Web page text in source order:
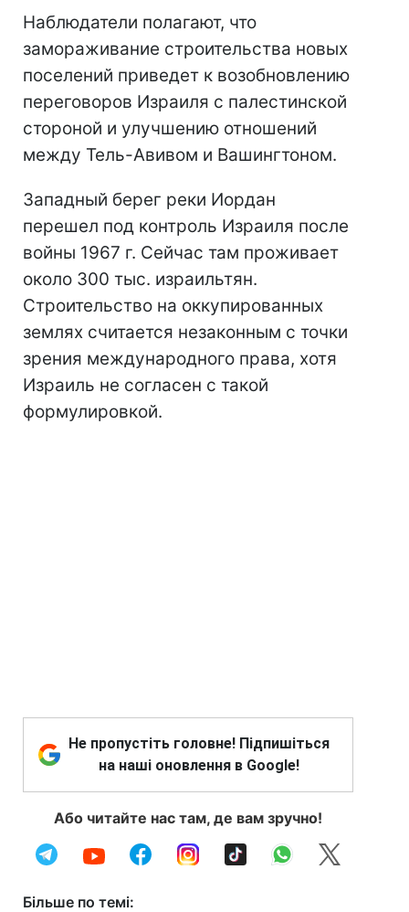
Наблюдатели полагают, что
замораживание строительства новых
поселений приведет к возобновлению
переговоров Израиля с палестинской
стороной и улучшению отношений
между Тель-Авивом и Вашингтоном.
Западный берег реки Иордан
перешел под контроль Израиля после
войны 1967 г. Сейчас там проживает
около 300 тыс. израильтян.
Строительство на оккупированных
землях считается незаконным с точки
зрения международного права, хотя
Израиль не согласен с такой
формулировкой.
Не пропустіть головне! Підпишіться
на наші оновлення в Google!
Або читайте нас там, де вам зручно!
Більше по темі: